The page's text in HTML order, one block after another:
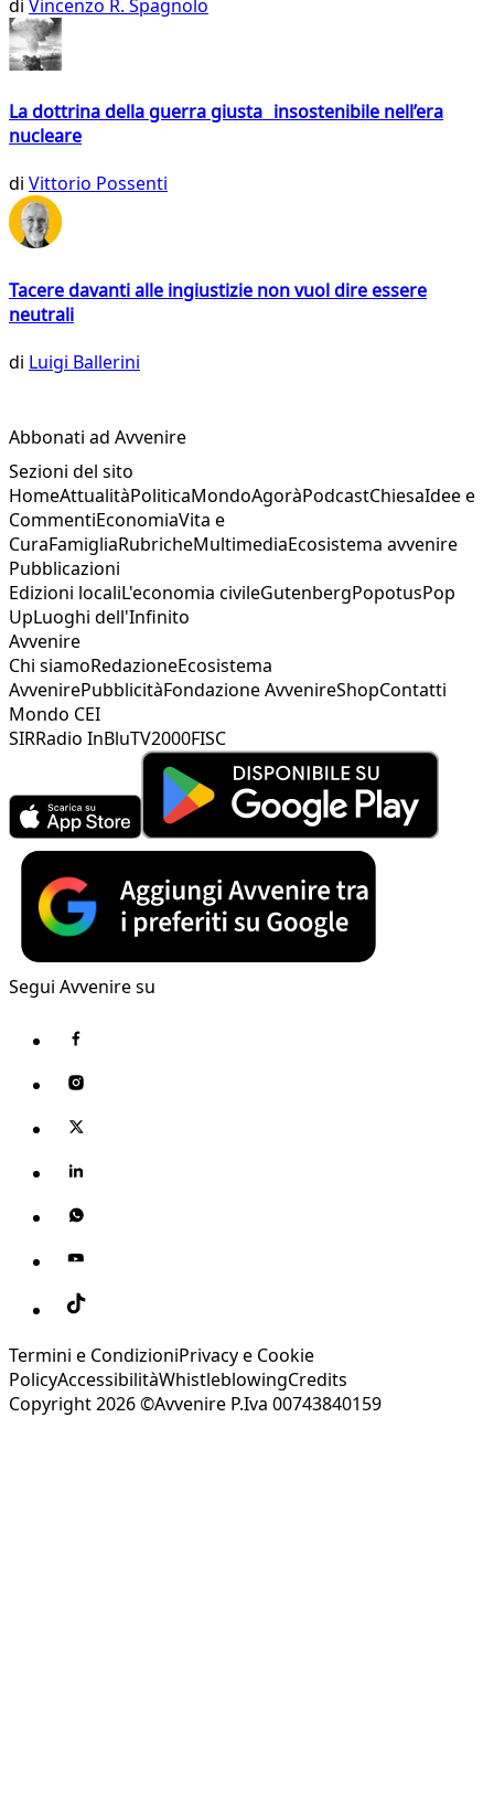
di Vincenzo R. Spagnolo
La dottrina della guerra giusta insostenibile nell’era
nucleare
di Vittorio Possenti
Tacere davanti alle ingiustizie non vuol dire essere
neutrali
di Luigi Ballerini
Abbonati ad Avvenire
Sezioni del sito
HomeAttualitàPoliticaMondoAgoràPodcastChiesaIdee e
CommentiEconomiaVita e
CuraFamigliaRubricheMultimediaEcosistema avvenire
Pubblicazioni
Edizioni localiL'economia civileGutenbergPopotusPop
UpLuoghi dell'Infinito
Avvenire
Chi siamoRedazioneEcosistema
AvvenirePubblicitàFondazione AvvenireShopContatti
Mondo CEI
SIRRadio InBluTV2000FISC
Segui Avvenire su
Termini e CondizioniPrivacy e Cookie
PolicyAccessibilitàWhistleblowingCredits
Copyright 2026 ©Avvenire P.Iva 00743840159